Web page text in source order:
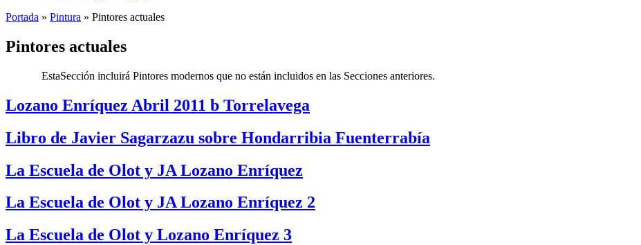
Portada » Pintura » Pintores actuales
Pintores actuales
EstaSección incluirá Pintores modernos que no están incluidos en las Secciones anteriores.
Lozano Enríquez Abril 2011 b Torrelavega
Libro de Javier Sagarzazu sobre Hondarribia Fuenterrabía
La Escuela de Olot y JA Lozano Enríquez
La Escuela de Olot y JA Lozano Enríquez 2
La Escuela de Olot y Lozano Enríquez 3